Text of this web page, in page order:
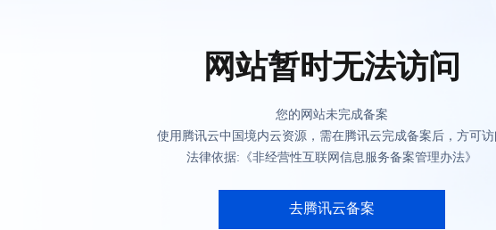
网站暂时无法访问
您的网站未完成备案
使用腾讯云中国境内云资源，需在腾讯云完成备案后，方可
法律依据:《非经营性互联网信息服务备案管理办法》
去腾讯云备案